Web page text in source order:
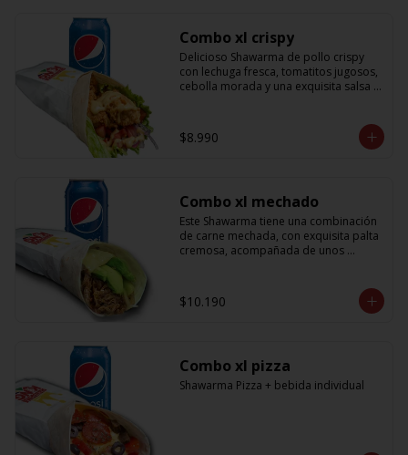
Combo xl crispy
Delicioso Shawarma de pollo crispy
con lechuga fresca, tomatitos jugosos,
cebolla morada y una exquisita salsa
$8.990
Combo xl mechado
Este Shawarma tiene una combinación
de carne mechada, con exquisita palta
cremosa, acompañada de unos
salsa imperdible de cilantro! Sabores
que te harán subir al cielo y bajar por
$10.190
Combo xl pizza
Shawarma Pizza + bebida individual